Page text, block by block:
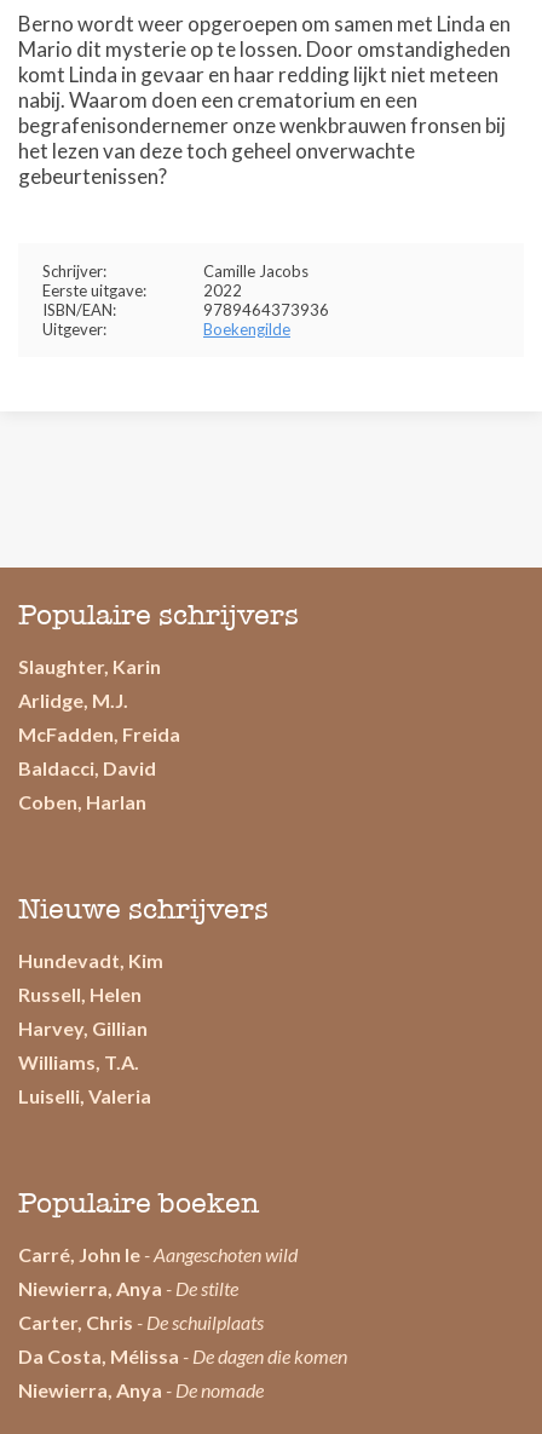
Berno wordt weer opgeroepen om samen met Linda en
Mario dit mysterie op te lossen. Door omstandigheden
komt Linda in gevaar en haar redding lijkt niet meteen
nabij. Waarom doen een crematorium en een
begrafenisondernemer onze wenkbrauwen fronsen bij
het lezen van deze toch geheel onverwachte
gebeurtenissen?
Schrijver:
Camille Jacobs
Eerste uitgave:
2022
ISBN/EAN:
9789464373936
Uitgever:
Boekengilde
Populaire schrijvers
Slaughter, Karin
Arlidge, M.J.
McFadden, Freida
Baldacci, David
Coben, Harlan
Nieuwe schrijvers
Hundevadt, Kim
Russell, Helen
Harvey, Gillian
Williams, T.A.
Luiselli, Valeria
Populaire boeken
Carré, John le - Aangeschoten wild
Niewierra, Anya - De stilte
Carter, Chris - De schuilplaats
Da Costa, Mélissa - De dagen die komen
Niewierra, Anya - De nomade